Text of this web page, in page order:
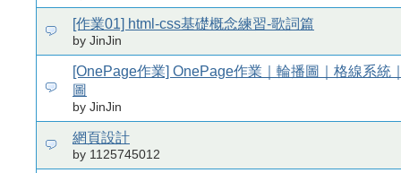
[作業01] html-css基礎概念練習-歌詞篇
by JinJin
[OnePage作業] OnePage作業｜輪播圖｜格線系統
圖
by JinJin
網頁設計
by 1125745012